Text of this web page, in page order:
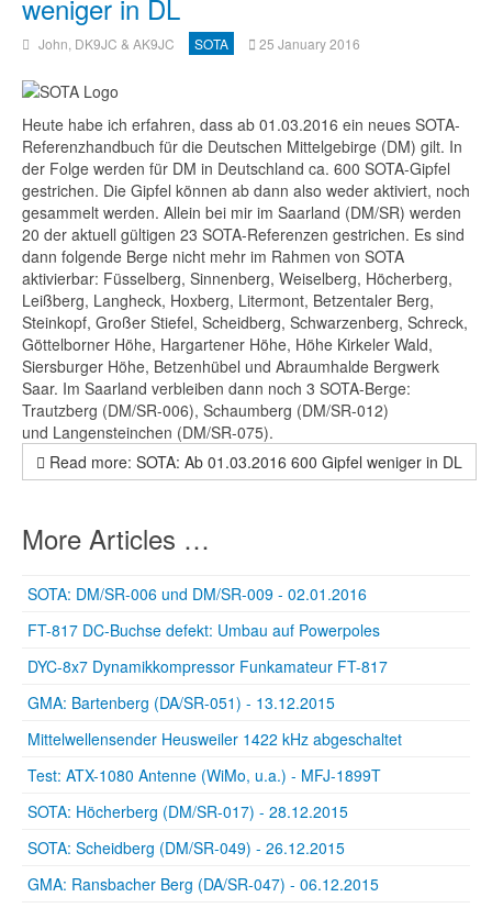
weniger in DL
John, DK9JC & AK9JC SOTA 25 January 2016
Heute habe ich erfahren, dass ab 01.03.2016 ein neues SOTA-
Referenzhandbuch für die Deutschen Mittelgebirge (DM) gilt. In
der Folge werden für DM in Deutschland ca. 600 SOTA-Gipfel
gestrichen. Die Gipfel können ab dann also weder aktiviert, noch
gesammelt werden. Allein bei mir im Saarland (DM/SR) werden
20 der aktuell gültigen 23 SOTA-Referenzen gestrichen. Es sind
dann folgende Berge nicht mehr im Rahmen von SOTA
aktivierbar: Füsselberg, Sinnenberg, Weiselberg, Höcherberg,
Leißberg, Langheck, Hoxberg, Litermont, Betzentaler Berg,
Steinkopf, Großer Stiefel, Scheidberg, Schwarzenberg, Schreck,
Göttelborner Höhe, Hargartener Höhe, Höhe Kirkeler Wald,
Siersburger Höhe, Betzenhübel und Abraumhalde Bergwerk
Saar. Im Saarland verbleiben dann noch 3 SOTA-Berge:
Trautzberg (DM/SR-006), Schaumberg (DM/SR-012)
und Langensteinchen (DM/SR-075).
Read more: SOTA: Ab 01.03.2016 600 Gipfel weniger in DL
More Articles …
SOTA: DM/SR-006 und DM/SR-009 - 02.01.2016
FT-817 DC-Buchse defekt: Umbau auf Powerpoles
DYC-8x7 Dynamikkompressor Funkamateur FT-817
GMA: Bartenberg (DA/SR-051) - 13.12.2015
Mittelwellensender Heusweiler 1422 kHz abgeschaltet
Test: ATX-1080 Antenne (WiMo, u.a.) - MFJ-1899T
SOTA: Höcherberg (DM/SR-017) - 28.12.2015
SOTA: Scheidberg (DM/SR-049) - 26.12.2015
GMA: Ransbacher Berg (DA/SR-047) - 06.12.2015